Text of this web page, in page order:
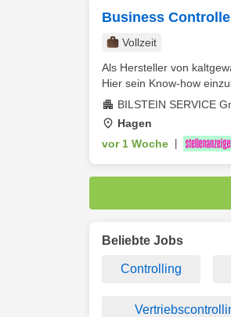
Business
Vollzeit
Als Hersteller von
Hier sein Know-how
BILSTEIN SERVICE
Hagen
vor 1 Woche
Beliebte Jobs
Controlling